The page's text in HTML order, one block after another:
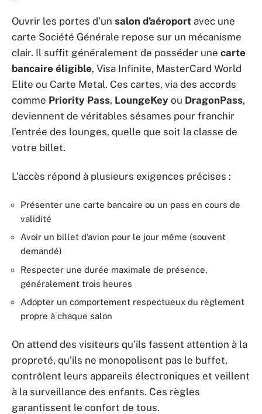
Ouvrir les portes d’un salon d’aéroport avec une
carte Société Générale repose sur un mécanisme
clair. Il suffit généralement de posséder une carte
bancaire éligible, Visa Infinite, MasterCard World
Elite ou Carte Metal. Ces cartes, via des accords
comme Priority Pass, LoungeKey ou DragonPass,
deviennent de véritables sésames pour franchir
l’entrée des lounges, quelle que soit la classe de
votre billet.
L’accès répond à plusieurs exigences précises :
Présenter une carte bancaire ou un pass en cours de
validité
Avoir un billet d’avion pour le jour même (souvent
demandé)
Respecter une durée maximale de présence,
généralement trois heures
Adopter un comportement respectueux du règlement
propre à chaque salon
On attend des visiteurs qu’ils fassent attention à la
propreté, qu’ils ne monopolisent pas le buffet,
contrôlent leurs appareils électroniques et veillent
à la surveillance des enfants. Ces règles
garantissent le confort de tous.